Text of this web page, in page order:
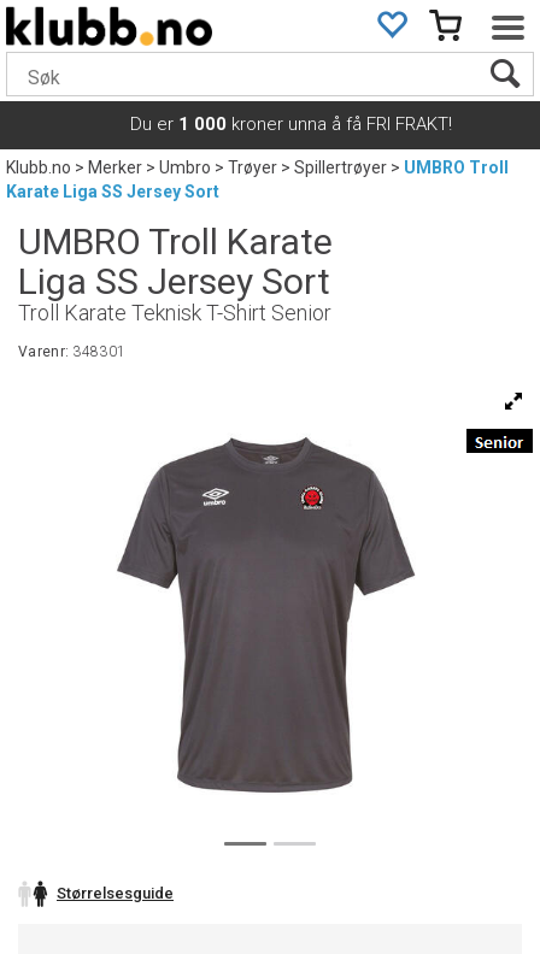
Du er 1 000 kroner unna å få FRI FRAKT!
Klubb.no>Merker>Umbro>Trøyer>Spillertrøyer>UMBRO Troll
Karate Liga SS Jersey Sort
UMBRO Troll Karate
Liga SS Jersey Sort
Troll Karate Teknisk T-Shirt Senior
Varenr: 348301
Størrelsesguide